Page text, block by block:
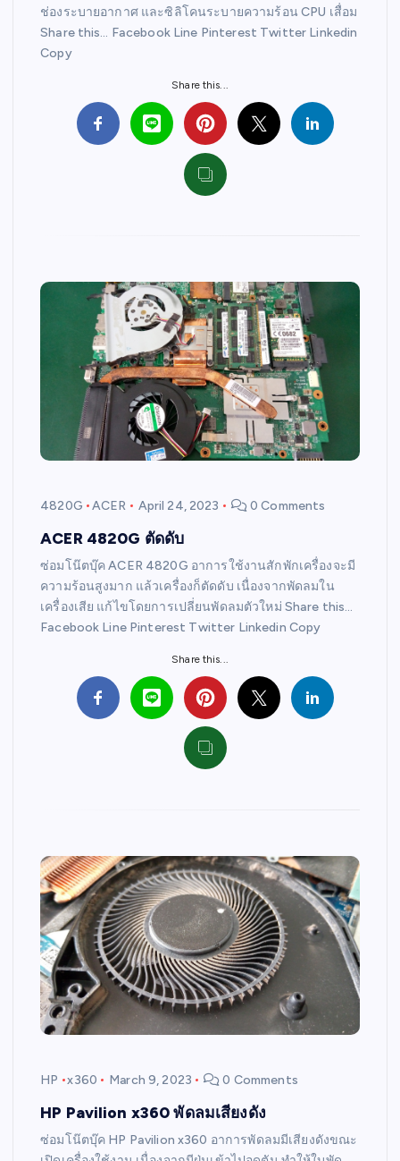
ช่องระบายอากาศ และซิลิโคนระบายความร้อน CPU เสื่อม
Share this… Facebook Line Pinterest Twitter Linkedin
Copy
Share this...
4820G ACER April 24, 2023 0 Comments
ACER 4820G ตัดดับ
ซ่อมโน๊ตบุ๊ค ACER 4820G อาการใช้งานสักพักเครื่องจะมี
ความร้อนสูงมาก แล้วเครื่องก็ตัดดับ เนื่องจากพัดลมใน
เครื่องเสีย แก้ไขโดยการเปลี่ยนพัดลมตัวใหม่ Share this…
Facebook Line Pinterest Twitter Linkedin Copy
Share this...
HP x360 March 9, 2023 0 Comments
HP Pavilion x360 พัดลมเสียงดัง
ซ่อมโน๊ตบุ๊ค HP Pavilion x360 อาการพัดลมมีเสียงดังขณะ